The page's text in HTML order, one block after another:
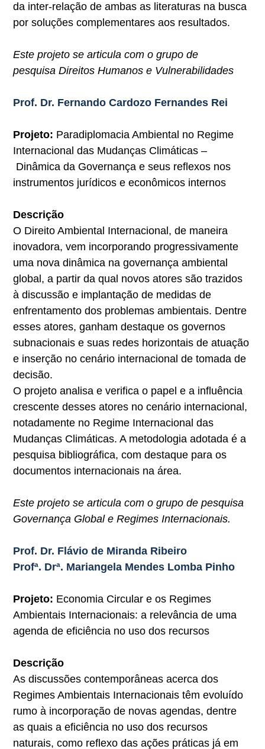
da inter-relação de ambas as literaturas na busca
por soluções complementares aos resultados.
Este projeto se articula com o grupo de
pesquisa Direitos Humanos e Vulnerabilidades
Prof. Dr. Fernando Cardozo Fernandes Rei
Projeto: Paradiplomacia Ambiental no Regime
Internacional das Mudanças Climáticas –
Dinâmica da Governança e seus reflexos nos
instrumentos jurídicos e econômicos internos
Descrição
O Direito Ambiental Internacional, de maneira
inovadora, vem incorporando progressivamente
uma nova dinâmica na governança ambiental
global, a partir da qual novos atores são trazidos
à discussão e implantação de medidas de
enfrentamento dos problemas ambientais. Dentre
esses atores, ganham destaque os governos
subnacionais e suas redes horizontais de atuação
e inserção no cenário internacional de tomada de
decisão.
O projeto analisa e verifica o papel e a influência
crescente desses atores no cenário internacional,
notadamente no Regime Internacional das
Mudanças Climáticas. A metodologia adotada é a
pesquisa bibliográfica, com destaque para os
documentos internacionais na área.
Este projeto se articula com o grupo de pesquisa
Governança Global e Regimes Internacionais.
Prof. Dr. Flávio de Miranda Ribeiro
Profª. Drª. Mariangela Mendes Lomba Pinho
Projeto: Economia Circular e os Regimes
Ambientais Internacionais: a relevância de uma
agenda de eficiência no uso dos recursos
Descrição
As discussões contemporâneas acerca dos
Regimes Ambientais Internacionais têm evoluído
rumo à incorporação de novas agendas, dentre
as quais a eficiência no uso dos recursos
naturais, como reflexo das ações práticas já em